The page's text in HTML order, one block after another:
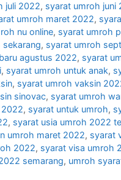
juli 2022, syarat umroh juni
umroh maret 2022,
nu online, syarat umroh
sekarang, syarat umroh
agustus 2022, syarat
, syarat umroh untuk anak,
, syarat umroh vaksin
sinovac, syarat umroh
, syarat untuk umroh,
, syarat usia umroh 2022
umroh maret 2022, syarat
2022, syarat visa umroh
semarang, umroh